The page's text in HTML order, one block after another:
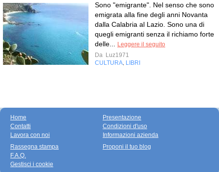
Sono "emigrante". Nel senso che sono
emigrata alla fine degli anni Novanta
dalla Calabria al Lazio. Sono una di
quegli emigranti senza il richiamo forte
delle...
Leggere il seguito
Da Luz1971
CULTURA LIBRI
Home
Contatti
Lavora con noi
Presentazione
Condizioni d'uso
Informazioni azienda
Rassegna stampa
F.A.Q.
Gestisci i cookie
Proponi il tuo blog